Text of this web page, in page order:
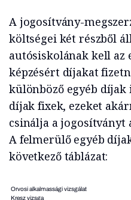
A jogosítvány-
költségei két részből
autósiskolának kell az
képzésért díjakat
különböző egyéb díjak
díjak fixek, ezeket
csinálja a
A felmerülő egyéb
következő táblázat:
Orvosi alkalmassági vizsgálat
Kresz vizsga